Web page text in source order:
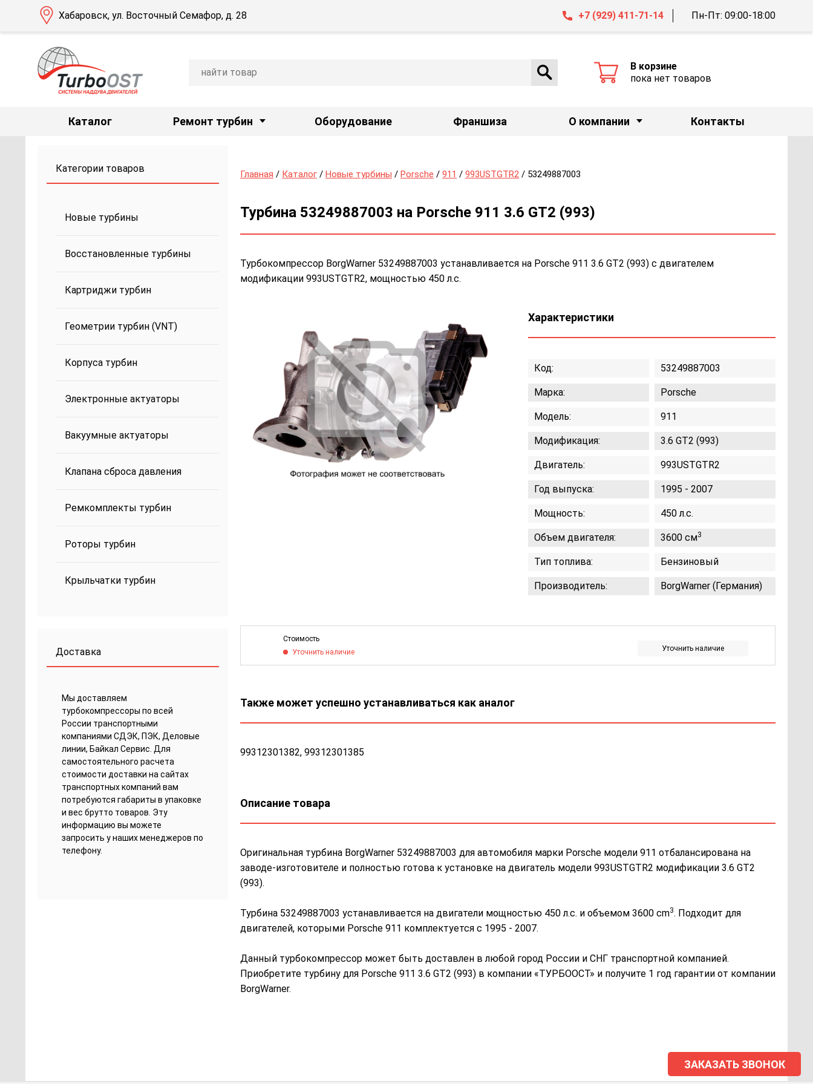
Каталог Ремонт турбин Оборудование Франшиза О компании Контакты
Хабаровск, ул. Восточный Семафор, д. 28 +7 (929) 411-71-14 Пн-Пт: 09:00-18:00
В корзине
пока нет товаров
Категории товаров
Новые турбины
Восстановленные турбины
Картриджи турбин
Геометрии турбин (VNT)
Корпуса турбин
Электронные актуаторы
Вакуумные актуаторы
Клапана сброса давления
Ремкомплекты турбин
Роторы турбин
Крыльчатки турбин
Доставка
Мы доставляем
турбокомпрессоры по всей
России транспортными
компаниями СДЭК, ПЭК, Деловые
линии, Байкал Сервис. Для
самостоятельного расчета
стоимости доставки на сайтах
транспортных компаний вам
потребуются габариты в упаковке
и вес брутто товаров. Эту
информацию вы можете
запросить у наших менеджеров по
телефону.
Главная / Каталог / Новые турбины / Porsche / 911 / 993USTGTR2 / 53249887003
Турбина 53249887003 на Porsche 911 3.6 GT2 (993)
Турбокомпрессор BorgWarner 53249887003 устанавливается на Porsche 911 3.6 GT2 (993) с двигателем
модификации 993USTGTR2, мощностью 450 л.с.
Характеристики
Код: 53249887003
Марка: Porsche
Модель: 911
Модификация: 3.6 GT2 (993)
Двигатель: 993USTGTR2
Год выпуска: 1995 - 2007
Мощность: 450 л.с.
Объем двигателя: 3600 см3
Тип топлива: Бензиновый
Производитель: BorgWarner (Германия)
Стоимость
Уточнить наличие
Уточнить наличие
Также может успешно устанавливаться как аналог
99312301382, 99312301385
Описание товара
Оригинальная турбина BorgWarner 53249887003 для автомобиля марки Porsche модели 911 отбалансирована на
заводе-изготовителе и полностью готова к установке на двигатель модели 993USTGTR2 модификации 3.6 GT2
(993).
Турбина 53249887003 устанавливается на двигатели мощностью 450 л.с. и объемом 3600 cm3. Подходит для
двигателей, которыми Porsche 911 комплектуется с 1995 - 2007.
Данный турбокомпрессор может быть доставлен в любой город России и СНГ транспортной компанией.
Приобретите турбину для Porsche 911 3.6 GT2 (993) в компании «ТУРБООСТ» и получите 1 год гарантии от компании
BorgWarner.
ЗАКАЗАТЬ ЗВОНОК